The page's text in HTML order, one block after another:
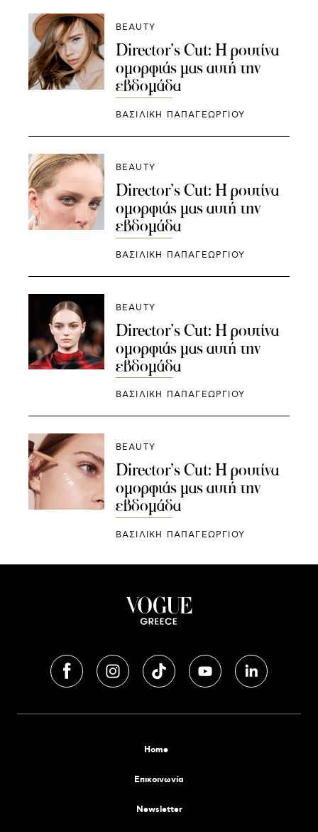
BEAUTY
Director’s Cut: H ρουτίνα
ομορφιάς μας αυτή την
εβδομάδα
ΒΑΣΙΛΙΚΗ ΠΑΠΑΓΕΩΡΓΙΟΥ
BEAUTY
Director’s Cut: H ρουτίνα
ομορφιάς μας αυτή την
εβδομάδα
ΒΑΣΙΛΙΚΗ ΠΑΠΑΓΕΩΡΓΙΟΥ
BEAUTY
Director’s Cut: Η ρουτίνα
ομορφιάς μας αυτή την
εβδομάδα
ΒΑΣΙΛΙΚΗ ΠΑΠΑΓΕΩΡΓΙΟΥ
BEAUTY
Director’s Cut: Η ρουτίνα
ομορφιάς μας αυτή την
εβδομάδα
ΒΑΣΙΛΙΚΗ ΠΑΠΑΓΕΩΡΓΙΟΥ
Home
Επικοινωνία
Newsletter